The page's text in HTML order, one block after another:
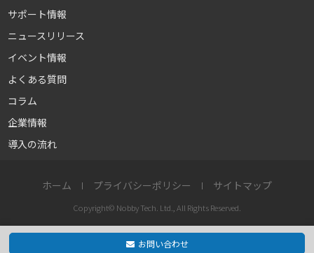
お問い合わせ
サポート情報
ニュースリリース
イベント情報
よくある質問
コラム
企業情報
導入の流れ
ホーム プライバシーポリシー サイトマップ
Copyright© Nobby Tech. Ltd., All Rights Reserved.